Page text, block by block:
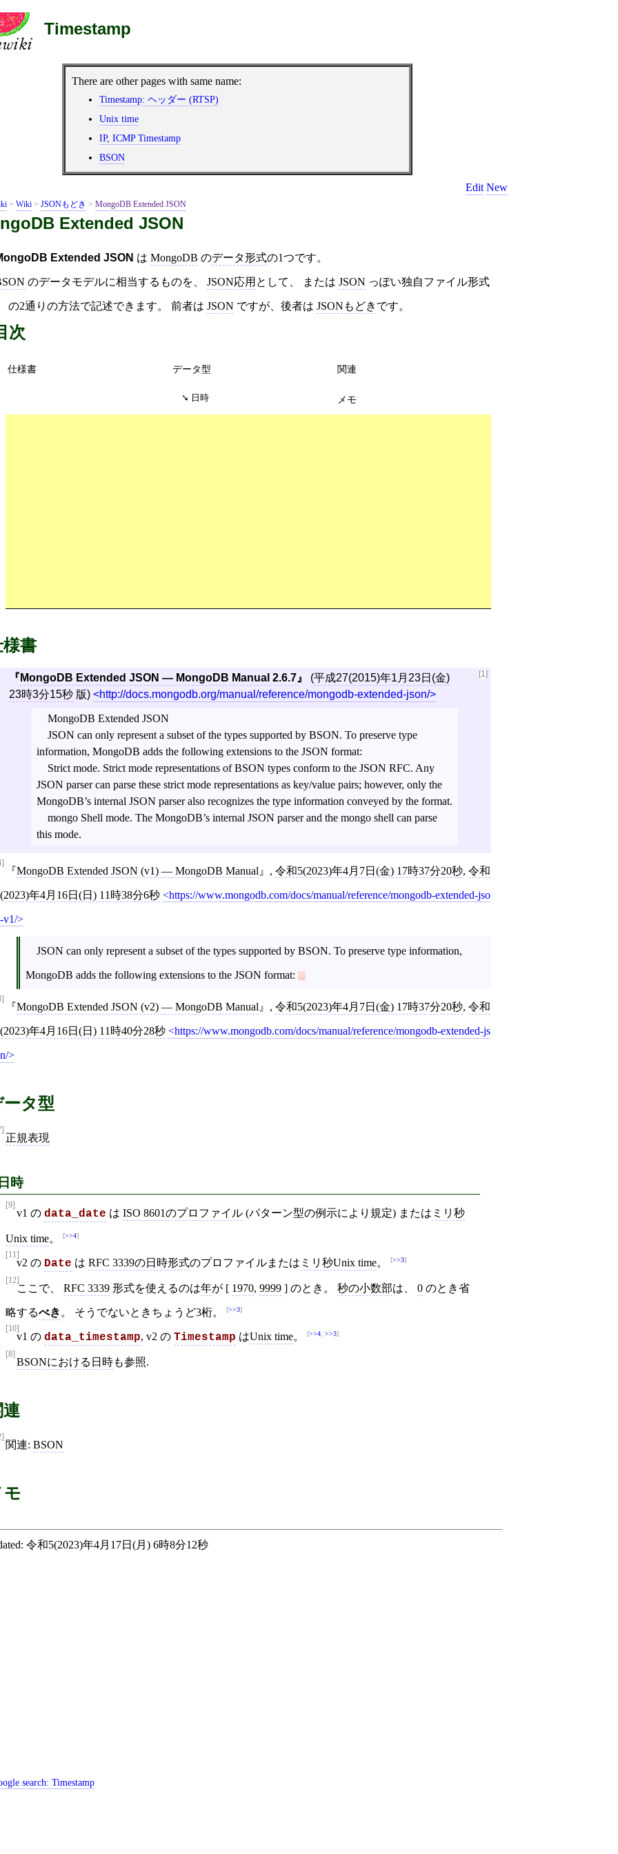
Timestamp
There are other pages with same name:
Timestamp: ヘッダー (RTSP)
Unix time
IP, ICMP Timestamp
BSON
Edit New
> Wiki > JSONもどき > MongoDB Extended JSON
Extended JSON
Extended JSON は MongoDB のデータ形式の1つです。
のデータモデルに相当するものを、 JSON応用 として、 または JSON っぽい独自ファイル形式
の2通りの方法で記述できます。 前者は JSON ですが、後者は JSONもどき です。
次
仕様書 データ型
日時
関連
メモ
書
[1]
MongoDB Extended JSON — MongoDB Manual 2.6.7 (平成27(2015)年1月23日(金)
23時3分15秒版) http://docs.mongodb.org/manual/reference/mongodb-extended-json/
MongoDB Extended JSON
JSON can only represent a subset of the types supported by BSON. To preserve type
information, MongoDB adds the following extensions to the JSON format:
Strict mode. Strict mode representations of BSON types conform to the JSON RFC. Any
JSON parser can parse these strict mode representations as key/value pairs; however, only the
MongoDB’s internal JSON parser also recognizes the type information conveyed by the format.
mongo Shell mode. The MongoDB’s internal JSON parser and the mongo shell can parse
this mode.
MongoDB Extended JSON (v1) — MongoDB Manual , 令和5(2023)年4月7日(金) 17時37分20秒, 令和
年4月16日(日) 11時38分6秒 https://www.mongodb.com/docs/manual/reference/mongodb-extended-jso
v1/
JSON can only represent a subset of the types supported by BSON. To preserve type information,
MongoDB adds the following extensions to the JSON format:
MongoDB Extended JSON (v2) — MongoDB Manual , 令和5(2023)年4月7日(金) 17時37分20秒, 令和
年4月16日(日) 11時40分28秒 https://www.mongodb.com/docs/manual/reference/mongodb-extended-js
ータ型
正規表現
時
[9]
v1 の data_date は ISO 8601のプロファイル (パターン型の例示により規定) または ミリ秒
Unix time。 >>4
[11]
v2 の Date は RFC 3339の日時形式のプロファイルまたは ミリ秒Unix time。 >>3
[12]
ここで、 RFC 3339 形式を使えるのは年が [ 1970, 9999 ] のとき。 秒の小数部は、 0 のとき省
略するべき 。 そうでないときちょうど3桁。 >>3
[10]
v1 の data_timestamp, v2 の Timestamp はUnix time。 >>4 >>3
[8]
BSONにおける日時も参照.
関連: BSON
モ
令和5(2023)年4月17日(月) 6時8分12秒
search:Timestamp